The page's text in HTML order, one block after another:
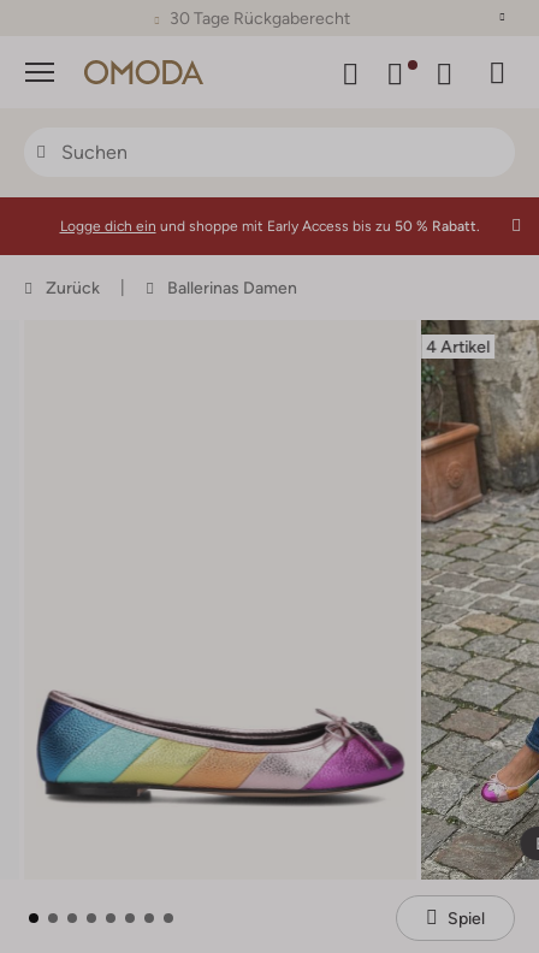
30 Tage Rückgaberecht
Menü
Logge dich ein und shoppe mit Early Access bis zu 50 % Rabatt.
Zurück Ballerinas Damen
4 Artikel
Spiel